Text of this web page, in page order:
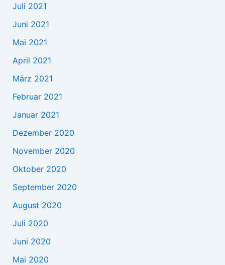
Juli 2021
Juni 2021
Mai 2021
April 2021
März 2021
Februar 2021
Januar 2021
Dezember 2020
November 2020
Oktober 2020
September 2020
August 2020
Juli 2020
Juni 2020
Mai 2020